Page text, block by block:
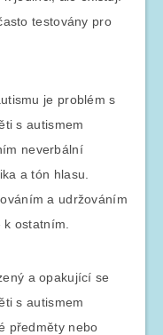
testovány pro
je problém s
s autismem
neverbální
a tón hlasu.
a udržováním
ostatním.
a opakující se
s autismem
předměty nebo